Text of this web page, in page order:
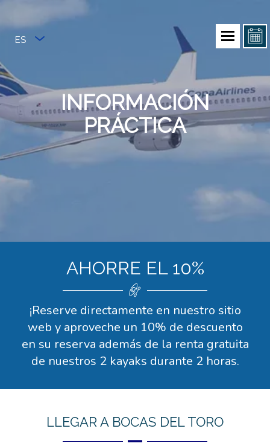
ES
INFORMACIÓN
PRÁCTICA
AHORRE EL 10%
¡Reserve directamente en nuestro sitio
web y aproveche un 10% de descuento
en su reserva además de la renta gratuita
de nuestros 2 kayaks durante 2 horas.
LLEGAR A BOCAS DEL TORO